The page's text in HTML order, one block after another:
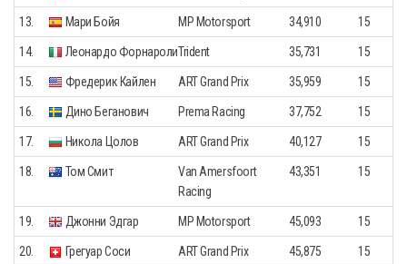
13. Мари Бойя MP Motorsport 34,910 15
14. Леонардо ФорнаролиTrident 35,731 15
15. Фредерик Кайлен ART Grand Prix 35,959 15
16. Дино Беганович Prema Racing 37,752 15
17. Никола Цолов ART Grand Prix 40,127 15
18. Том Смит
Van Amersfoort
Racing
43,351 15
19. Джонни Эдгар MP Motorsport 45,093 15
20. Грегуар Соси ART Grand Prix 45,875 15